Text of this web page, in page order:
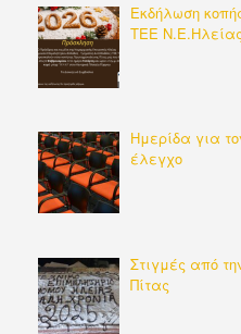
Εκδήλωση
ΤΕΕ Ν.Ε.Ηλείας
Ημερίδα για
έλεγχο
Στιγμές από
Πίτας